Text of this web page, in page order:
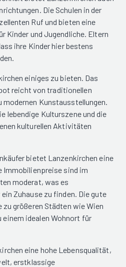
Die Schulen in der
Ruf und bieten eine
Kinder und Jugendliche. Eltern
ihre Kinder hier bestens
einiges zu bieten. Das
reicht von traditionellen
modernen Kunstausstellungen.
lebendige Kulturszene und die
kulturellen Aktivitäten
bietet Lanzenkirchen eine
Immobilienpreise sind im
moderat, was es
Zuhause zu finden. Die gute
größeren Städten wie Wien
idealen Wohnort für
eine hohe Lebensqualität,
erstklassige